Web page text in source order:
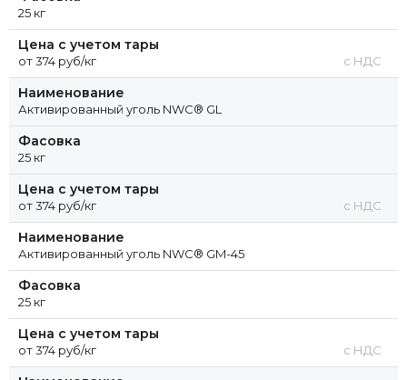
25 кг
Цена с учетом тары
от 374 руб/кг с НДС
Наименование
Активированный уголь NWC® GL
Фасовка
25 кг
Цена с учетом тары
от 374 руб/кг с НДС
Наименование
Активированный уголь NWC® GM-45
Фасовка
25 кг
Цена с учетом тары
от 374 руб/кг с НДС